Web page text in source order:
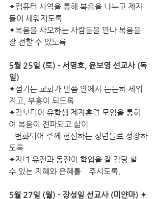
✦컴퓨터 사역을 통해 복음을 나누고 제자
들이 세워지도록
✦복음을 사모하는 사람들을 만나 복음을
잘 전할 수 있도록
5월 25일 (토) - 서명호, 윤보영 선교사 (독
일)
✦섬기는 교회가 말씀 안에서 든든히 세워
지고, 부흥이 되도록
✦캄보디아 유학생 제자훈련 모임을 통하
여 복음이 전파되고 삶이
변화되어 주께 헌신하는 청년들로 성장하
도록
✦자녀 유진과 동진이 학업을 잘 감당 할
수 있는 지혜와 은혜를    주시도록.
5월 27일 (월) - 장성일 선교사 (미얀마) ✦